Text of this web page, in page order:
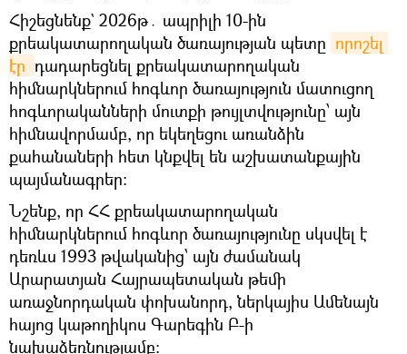
Հիշեցնենք` 2026թ․ ապրիլի 10-ին
քրեակատարողական ծառայության պետը որոշել
էր դադարեցնել քրեակատարողական
հիմնարկներում հոգևոր ծառայություն մատուցող
հոգևորականների մուտքի թույլտվությունը՝ այն
հիմնավորմամբ, որ եկեղեցու առանձին
քահանաների հետ կնքվել են աշխատանքային
պայմանագրեր։
Նշենք, որ ՀՀ քրեակատարողական
հիմնարկներում հոգևոր ծառայությունը սկսվել է
դեռևս 1993 թվականից՝ այն ժամանակ
Արարատյան Հայրապետական թեմի
առաջնորդական փոխանորդ, ներկայիս Ամենայն
հայոց կաթողիկոս Գարեգին Բ-ի
նախաձեռնությամբ։